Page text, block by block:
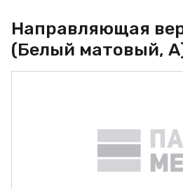
Направляющая
(Белый матовый,